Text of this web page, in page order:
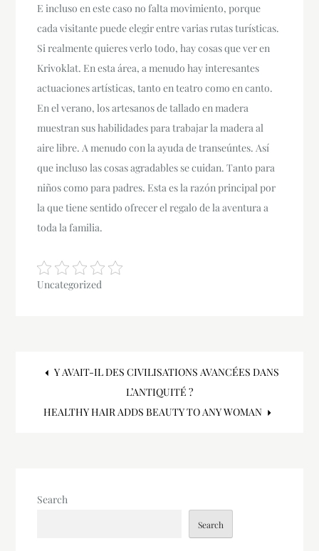
E incluso en este caso no falta movimiento, porque
cada visitante puede elegir entre varias rutas turísticas.
Si realmente quieres verlo todo, hay cosas que ver en
Krivoklat. En esta área, a menudo hay interesantes
actuaciones artísticas, tanto en teatro como en canto.
En el verano, los artesanos de tallado en madera
muestran sus habilidades para trabajar la madera al
aire libre. A menudo con la ayuda de transeúntes. Así
que incluso las cosas agradables se cuidan. Tanto para
niños como para padres. Esta es la razón principal por
la que tiene sentido ofrecer el regalo de la aventura a
toda la familia.
Uncategorized
Post
navigation
Y AVAIT-IL DES CIVILISATIONS AVANCÉES DANS
L’ANTIQUITÉ ?
HEALTHY HAIR ADDS BEAUTY TO ANY WOMAN
Search
Search